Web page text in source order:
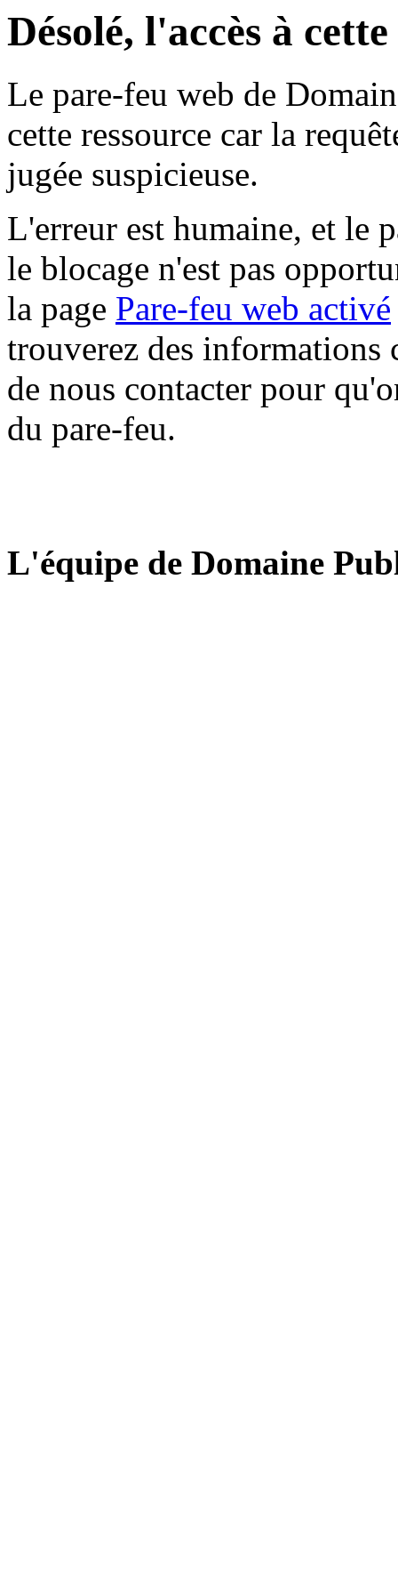
Désolé, l'accès à
Le pare-feu web de
cette ressource car la
jugée suspicieuse.
L'erreur est humaine, et le
le blocage n'est pas
la page Pare-feu web activé
trouverez des informations
de nous contacter pour
du pare-feu.
L'équipe de Domaine